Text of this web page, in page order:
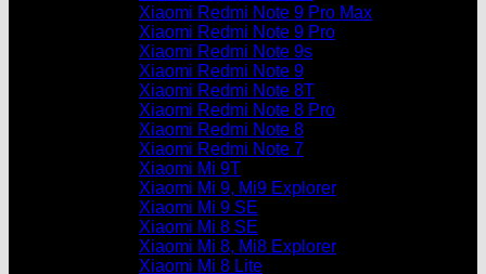
Xiaomi Redmi Note 9 Pro Max
Xiaomi Redmi Note 9 Pro
Xiaomi Redmi Note 9s
Xiaomi Redmi Note 9
Xiaomi Redmi Note 8T
Xiaomi Redmi Note 8 Pro
Xiaomi Redmi Note 8
Xiaomi Redmi Note 7
Xiaomi Mi 9T
Xiaomi Mi 9, Mi9 Explorer
Xiaomi Mi 9 SE
Xiaomi Mi 8 SE
Xiaomi Mi 8, Mi8 Explorer
Xiaomi Mi 8 Lite